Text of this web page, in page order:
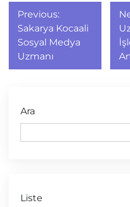
Yazı
gezinmesi
Previous:
Sakarya Kocaali
Sosyal Medya
Uzmanı
Ara
Liste